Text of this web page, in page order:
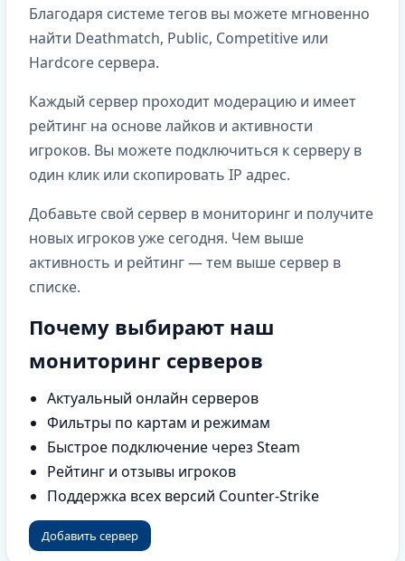
Благодаря системе тегов вы можете мгновенно
найти Deathmatch, Public, Competitive или
Hardcore сервера.
Каждый сервер проходит модерацию и имеет
рейтинг на основе лайков и активности
игроков. Вы можете подключиться к серверу в
один клик или скопировать IP адрес.
Добавьте свой сервер в мониторинг и получите
новых игроков уже сегодня. Чем выше
активность и рейтинг — тем выше сервер в
списке.
Почему выбирают наш
мониторинг серверов
Актуальный онлайн серверов
Фильтры по картам и режимам
Быстрое подключение через Steam
Рейтинг и отзывы игроков
Поддержка всех версий Counter-Strike
Добавить сервер